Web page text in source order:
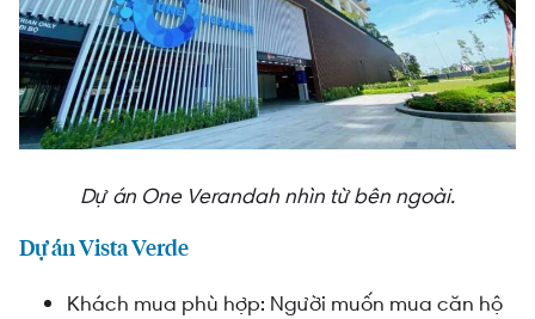
Dự án One Verandah nhìn từ bên ngoài.
Dự án Vista Verde
Khách mua phù hợp: Người muốn mua căn hộ